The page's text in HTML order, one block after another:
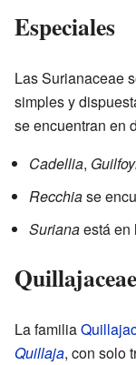
Especiales
Las Surianaceae
simples y
se encuentran en
Cadellia,
Recchiase
Surianaestá en
La familia
Quillaja, con solo